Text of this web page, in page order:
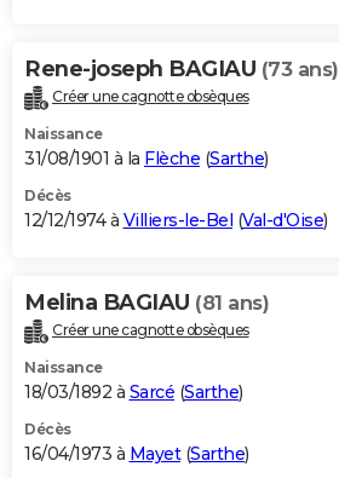
Rene-joseph BAGIAU (73 ans)
Créer une cagnotte obsèques
Naissance
31/08/1901 à la Flèche (Sarthe)
Décès
12/12/1974 à Villiers-le-Bel (Val-d'Oise)
Melina BAGIAU (81 ans)
Créer une cagnotte obsèques
Naissance
18/03/1892 à Sarcé (Sarthe)
Décès
16/04/1973 à Mayet(Sarthe)